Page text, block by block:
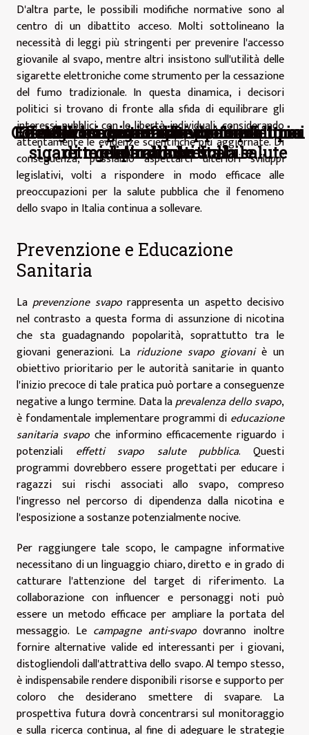
D'altra parte, le possibili modifiche normative sono al
centro di un dibattito acceso. Molti sottolineano la
necessità di leggi più stringenti per prevenire l'accesso
giovanile al svapo, mentre altri insistono sull'utilità delle
sigarette elettroniche come strumento per la cessazione
del fumo tradizionale. In questa dinamica, i decisori
politici si trovano di fronte alla sfida di equilibrare gli
interessi pubblici con le libertà individuali, considerando
attentamente le evidenze scientifiche più aggiornate. Di
conseguenza, possiamo aspettarci ulteriori sviluppi
legislativi, volti a rispondere in modo efficace alle
preoccupazioni per la salute pubblica che il fenomeno
dello svapo in Italia continua a sollevare.
Prevenzione e Educazione
Sanitaria
Laprevenzione svaporappresenta un aspetto decisivo
nel contrasto a questa forma di assunzione di nicotina
che sta guadagnando popolarità, soprattutto tra le
giovani generazioni. La riduzione svapo giovaniè un
obiettivo prioritario per le autorità sanitarie in quanto
l'inizio precoce di tale pratica può portare a conseguenze
negative a lungo termine. Data laprevalenza dello svapo,
è fondamentale implementare programmi di educazione
sanitaria svapoche informino efficacemente riguardo i
potenziali effetti svapo salute pubblica. Questi
programmi dovrebbero essere progettati per educare i
ragazzi sui rischi associati allo svapo, compreso
l'ingresso nel percorso di dipendenza dalla nicotina e
l'esposizione a sostanze potenzialmente nocive.
Per raggiungere tale scopo, le campagne informative
necessitano di un linguaggio chiaro, diretto e in grado di
catturare l'attenzione del target di riferimento. La
collaborazione con influencer e personaggi noti può
essere un metodo efficace per ampliare la portata del
messaggio. Le campagne anti-svapodovranno inoltre
fornire alternative valide ed interessanti per i giovani,
distogliendoli dall'attrattiva dello svapo. Al tempo stesso,
è indispensabile rendere disponibili risorse e supporto per
coloro che desiderano smettere di svapare. La
prospettiva futura dovrà concentrarsi sul monitoraggio
e sulla ricerca continua, al fine di adeguare le strategie
Gioielli con significati profondi: una
guida alla scelta
Effetti a lungo termine dei liquidi per
sigarette elettroniche sulla salute
L’economia e il lavoro nero
Le migliori destinazioni per una luna
di miele indimenticabile
Cosa devi sapere sugli scooter elettrici
per adulti